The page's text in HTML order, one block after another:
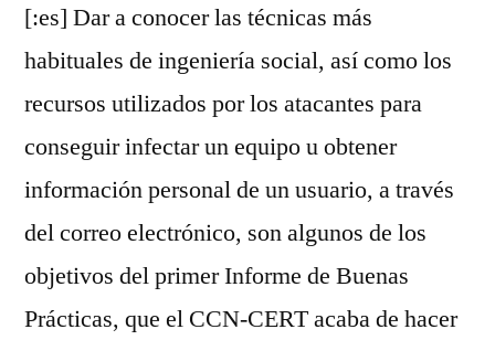
[:es] Dar a conocer las técnicas más
habituales de ingeniería social, así como los
recursos utilizados por los atacantes para
conseguir infectar un equipo u obtener
información personal de un usuario, a través
del correo electrónico, son algunos de los
objetivos del primer Informe de Buenas
Prácticas, que el CCN-CERT acaba de hacer